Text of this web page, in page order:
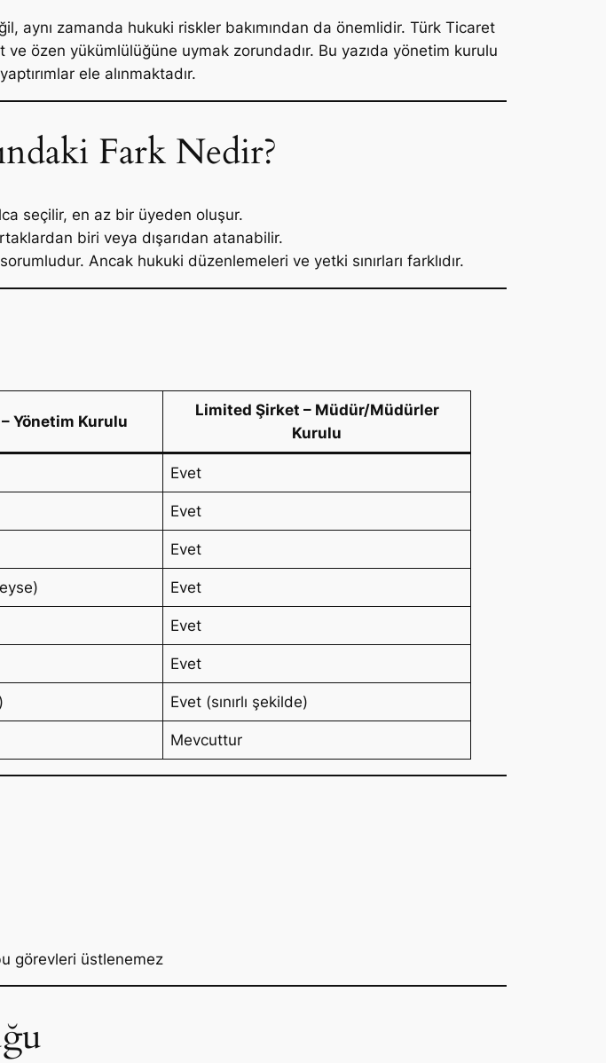
aynı zamanda hukuki riskler bakımından da önemlidir. Türk Ticaret
özen yükümlülüğüne uymak zorundadır. Bu yazıda yönetim kurulu
ele alınmaktadır.
Fark Nedir?
seçilir, en az bir üyeden oluşur.
biri veya dışarıdan atanabilir.
Ancak hukuki düzenlemeleri ve yetki sınırları farklıdır.
Yönetim Kurulu
Limited Şirket – Müdür/Müdürler
Kurulu
Evet
Evet
Evet
Evet
Evet
Evet
Evet (sınırlı şekilde)
Mevcuttur
görevleri üstlenemez